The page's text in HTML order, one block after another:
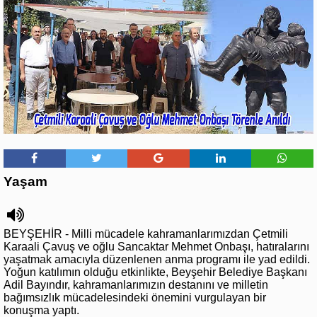
Yaşam
BEYŞEHİR - Milli mücadele kahramanlarımızdan Çetmili
Karaali Çavuş ve oğlu Sancaktar Mehmet Onbaşı, hatıralarını
yaşatmak amacıyla düzenlenen anma programı ile yad edildi.
Yoğun katılımın olduğu etkinlikte, Beyşehir Belediye Başkanı
Adil Bayındır, kahramanlarımızın destanını ve milletin
bağımsızlık mücadelesindeki önemini vurgulayan bir
konuşma yaptı.